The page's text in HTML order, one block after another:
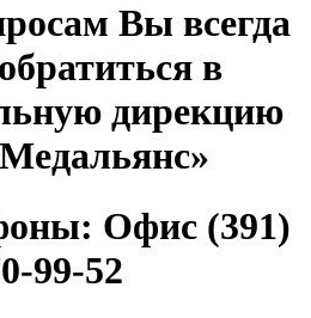
Вы всегда
в
дирекцию
Офис (391)
99-52